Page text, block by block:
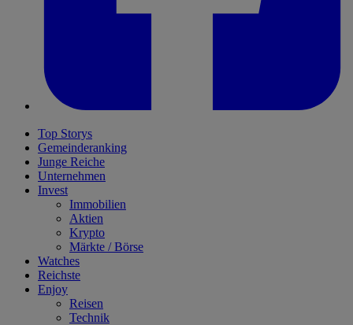
Top Storys
Gemeinderanking
Junge Reiche
Unternehmen
Invest
Immobilien
Aktien
Krypto
Märkte / Börse
Watches
Reichste
Enjoy
Reisen
Technik